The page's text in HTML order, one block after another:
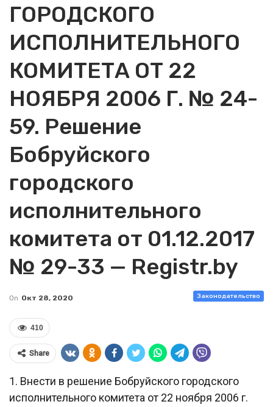
ГОРОДСКОГО
ИСПОЛНИТЕЛЬНОГО
КОМИТЕТА ОТ 22
НОЯБРЯ 2006 Г. № 24-
59. Решение
Бобруйского
городского
исполнительного
комитета от 01.12.2017
№ 29-33 — Registr.by
Законодательство
On Окт 28, 2020
410
Share
1. Внести в решение Бобруйского городского
исполнительного комитета от 22 ноября 2006 г.